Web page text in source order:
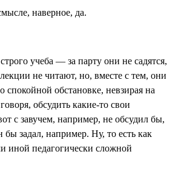
наверное, да.
учеба — за парту они не садятся,
не читают, но, вместе с тем, они
спокойной обстановке, невзирая на
обсудить какие-то свои
с завучем, например, не обсудил бы,
бы задал, например. Ну, то есть как
иной педагогически сложной